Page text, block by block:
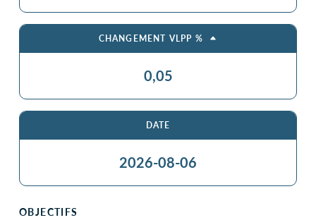
CHANGEMENT VLPP %
0,05
DATE
2026-08-06
OBJECTIFS